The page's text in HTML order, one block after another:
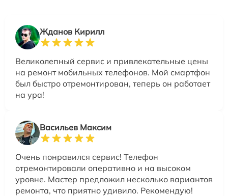
Жданов Кирилл
Великолепный сервис и привлекательные цены
на ремонт мобильных телефонов. Мой смартфон
был быстро отремонтирован, теперь он работает
на ура!
Васильев Максим
Очень понравился сервис! Телефон
отремонтировали оперативно и на высоком
уровне. Мастер предложил несколько вариантов
ремонта, что приятно удивило. Рекомендую!